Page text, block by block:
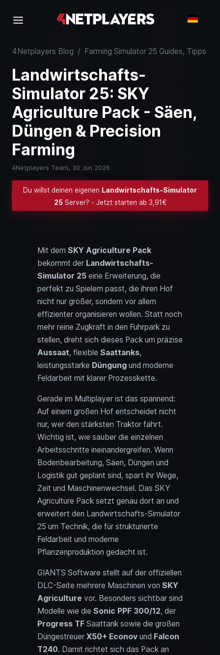
4Netplayers Blog / Farming Simulator 25 Guides, Tipps &
Landwirtschafts-
Simulator 25: SKY
Agriculture Pack - Säen,
Düngen & Precision
Farming
4Netplayers Team, 30 Jun 2026
Du willst deinen eigenen Landwirtschafts-Simulator
25 Server? - Jetzt starten ab 3,91€
Mit dem SKY Agriculture Pack
bekommt der Landwirtschafts-
Simulator 25 eine Erweiterung, die
perfekt zu Spielern passt, die ihren Hof
nicht nur größer, sondern vor allem
effizienter organisieren wollen. Statt noch
mehr reine Zugkraft in den Fuhrpark zu
stellen, dreht sich dieses Pack um präzise
Aussaat, flexible Saattanks,
leistungsstarke Düngung und moderne
Feldarbeit mit klarer Prozesskette.
Gerade im Multiplayer ist das spannend:
Auf einem großen Hof entscheidet nicht
nur, wer den stärksten Traktor fährt.
Wichtig ist, wie sauber die einzelnen
Arbeitsschritte ineinandergreifen. Wenn
Bodenbearbeitung, Säen, Düngen und
Logistik gut geplant sind, spart ihr Wege,
Zeit und Maschinenwechsel. Das SKY
Agriculture Pack setzt genau dort an und
erweitert den Landwirtschafts-Simulator
25 um Technik, die für strukturierte
Feldarbeit und moderne
Pflanzenproduktion gedacht ist.
GIANTS Software stellt auf der offiziellen
DLC-Seite mehrere Maschinen von SKY
Agriculture vor. Besonders sichtbar sind
Modelle wie die Sonic PPF 300/12, der
Progress TF Saattank sowie die großen
Düngestreuer X50+ Econov und Falcon
T240. Damit richtet sich das Pack an